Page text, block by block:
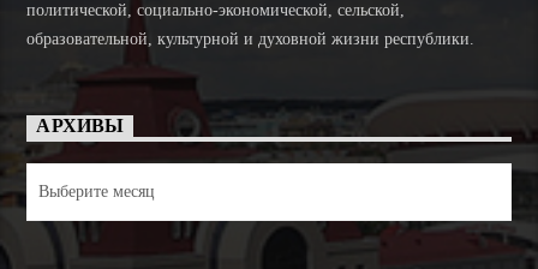
политической, социально-экономической, сельской,
образовательной, культурной и духовной жизни республики.
АРХИВЫ